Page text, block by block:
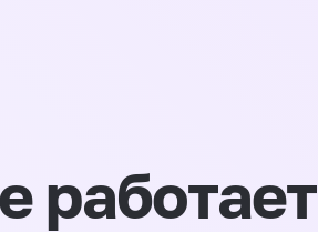
работает